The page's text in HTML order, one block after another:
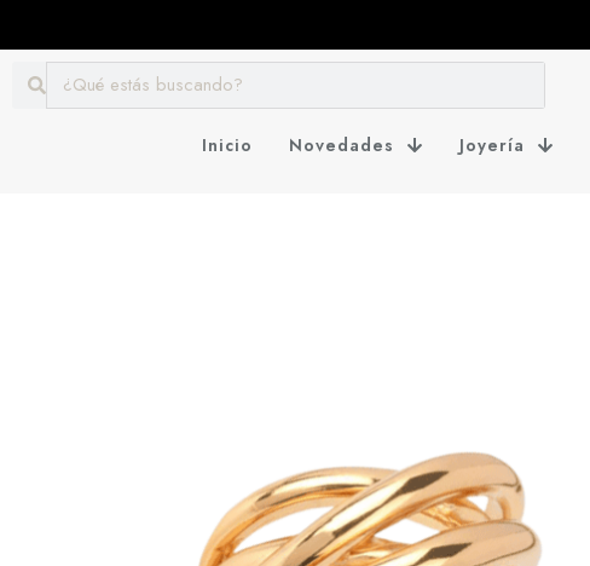
Inicio Novedades Joyería